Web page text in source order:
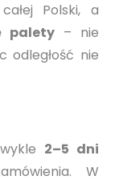
Polski, a
palety– nie
odległość nie
2–5 dni
W